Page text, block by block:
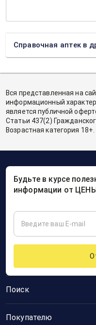
Справочная аптек в
Вся представленная на
информационный характер
является публичной
Статьи 437(2)
Возрастная категория 18+.
Поиск
Покупателю
Будьте в курсе
информации от